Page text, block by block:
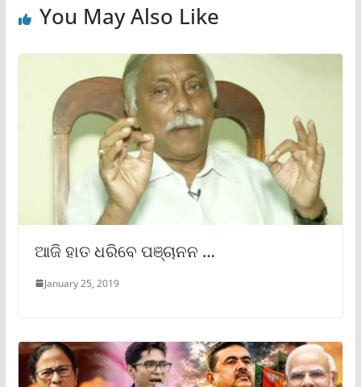
You May Also Like
ଆଜି ହାତ ଧରିବେ ପଞ୍ଚାନନ …
January 25, 2019